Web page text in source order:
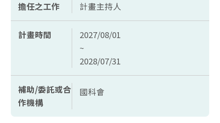
擔任之工作 計畫主持人
計畫時間
2027/08/01
~
2028/07/31
補助/委託或合
作機構
國科會